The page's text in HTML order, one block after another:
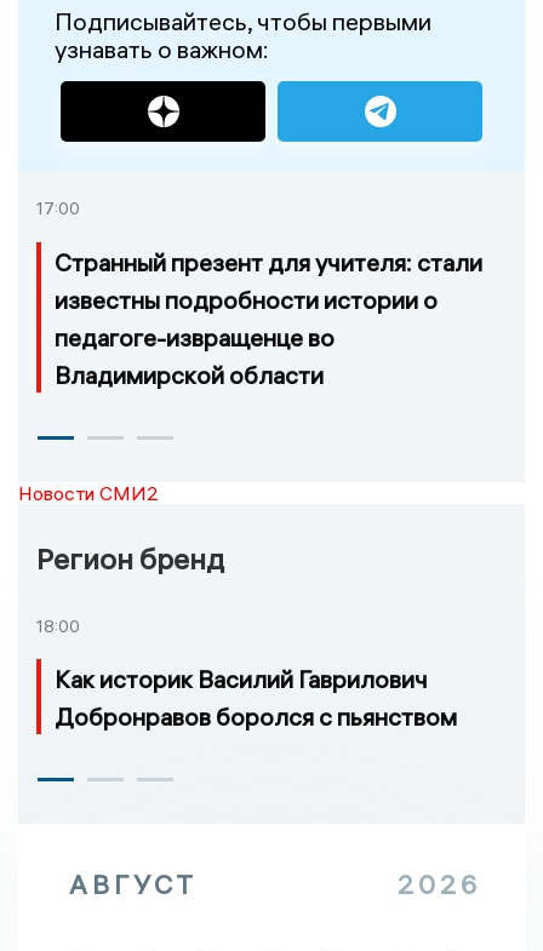
Подписывайтесь, чтобы первыми
узнавать о важном:
17:00
Странный презент для учителя: стали
известны подробности истории о
педагоге-извращенце во
Владимирской области
Новости СМИ2
Регион бренд
18:00
Как историк Василий Гаврилович
Добронравов боролся с пьянством
АВГУСТ 2026